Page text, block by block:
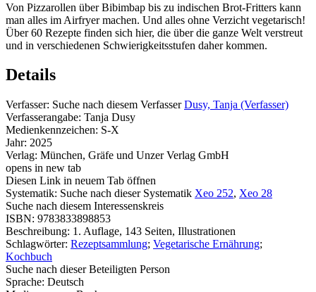
Von Pizzarollen über Bibimbap bis zu indischen Brot-Fritters kann
man alles im Airfryer machen. Und alles ohne Verzicht vegetarisch!
Über 60 Rezepte finden sich hier, die über die ganze Welt verstreut
und in verschiedenen Schwierigkeitsstufen daher kommen.
Details
Verfasser: Suche nach diesem Verfasser Dusy, Tanja (Verfasser)
Verfasserangabe: Tanja Dusy
Medienkennzeichen: S-X
Jahr: 2025
Verlag: München, Gräfe und Unzer Verlag GmbH
opens in new tab
Diesen Link in neuem Tab öffnen
Systematik: Suche nach dieser Systematik Xeo 252, Xeo 28
Suche nach diesem Interessenskreis
ISBN: 9783833898853
Beschreibung: 1. Auflage, 143 Seiten, Illustrationen
Schlagwörter: Rezeptsammlung; Vegetarische Ernährung;
Kochbuch
Suche nach dieser Beteiligten Person
Sprache: Deutsch